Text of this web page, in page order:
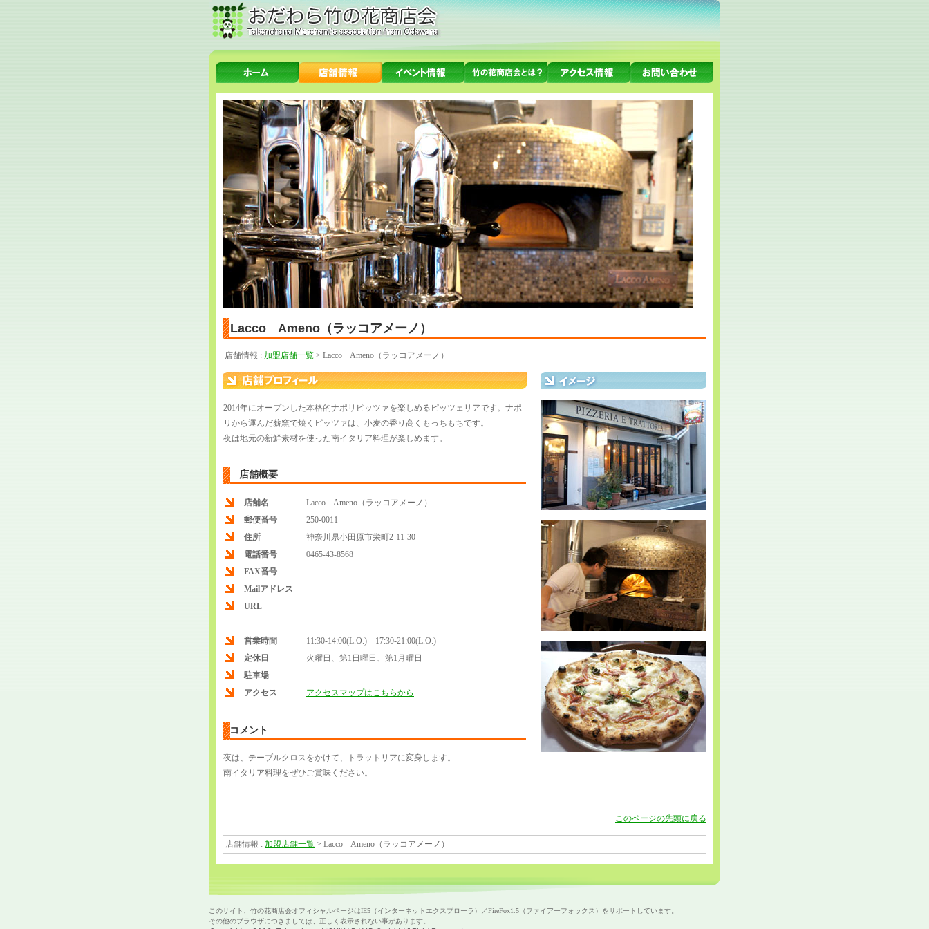
Lacco Ameno（ラッコアメーノ）
店舗情報 : 加盟店舗一覧 > Lacco Ameno（ラッコアメーノ）
2014年にオープンした本格的ナポリピッツァを楽しめるピッツェリアです。ナポ
リから運んだ薪窯で焼くピッツァは、小麦の香り高くもっちもちです。
夜は地元の新鮮素材を使った南イタリア料理が楽しめます。
店舗概要
店舗名
Lacco Ameno（ラッコアメーノ）
郵便番号
250-0011
住所
神奈川県小田原市栄町2-11-30
電話番号
0465-43-8568
FAX番号
Mailアドレス
URL
営業時間
11:30-14:00(L.O.) 17:30-21:00(L.O.)
定休日
火曜日、第1日曜日、第1月曜日
駐車場
アクセス
アクセスマップはこちらから
コメント
夜は、テーブルクロスをかけて、トラットリアに変身します。
南イタリア料理をぜひご賞味ください。
このページの先頭に戻る
店舗情報 : 加盟店舗一覧 > Lacco Ameno（ラッコアメーノ）
このサイト、竹の花商店会オフィシャルページはIE5（インターネットエクスプローラ）／FireFox1.5（ファイアーフォックス）をサポートしています。
その他のブラウザにつきましては、正しく表示されない事があります。